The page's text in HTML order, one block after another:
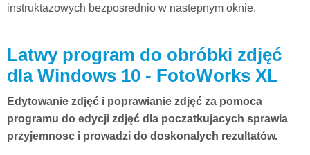
instruktazowych bezposrednio w nastepnym oknie.
Latwy program do obróbki zdjęć
dla Windows 10 - FotoWorks XL
Edytowanie zdjęć i poprawianie zdjęć za pomoca
programu do edycji zdjęć dla poczatkujacych sprawia
przyjemnosc i prowadzi do doskonalych rezultatów.